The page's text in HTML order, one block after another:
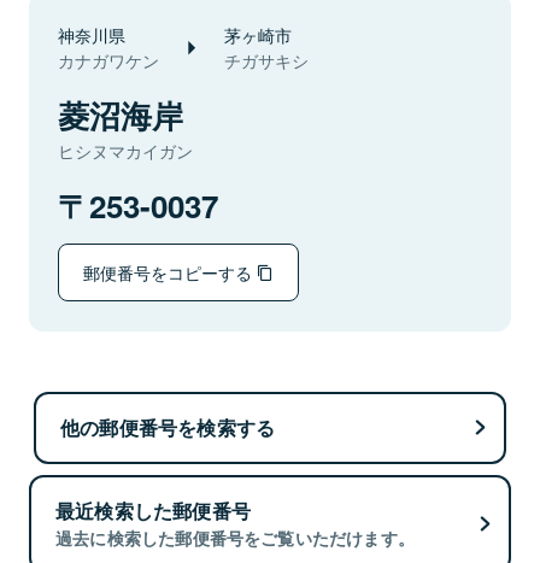
神奈川県
カナガワケン
茅ヶ崎市
チガサキシ
菱沼海岸
ヒシヌマカイガン
253-0037
郵便番号をコピーする
他の郵便番号を検索する
最近検索した郵便番号
過去に検索した郵便番号をご覧いただけます。